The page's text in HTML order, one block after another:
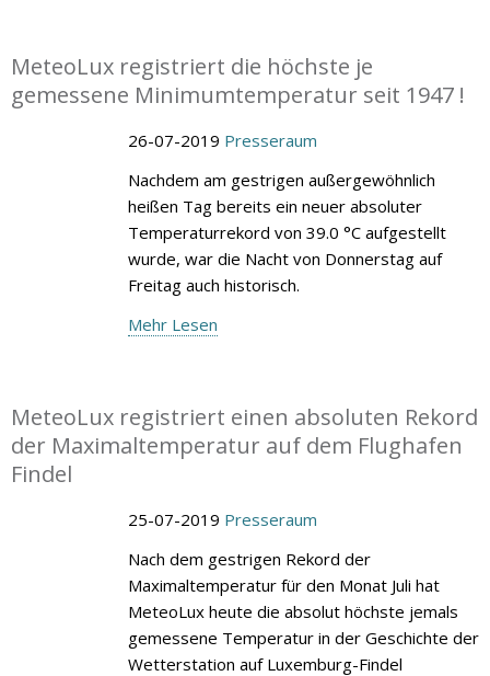
MeteoLux registriert die höchste je
gemessene Minimumtemperatur seit 1947 !
26-07-2019 Presseraum
Nachdem am gestrigen außergewöhnlich
heißen Tag bereits ein neuer absoluter
Temperaturrekord von 39.0 °C aufgestellt
wurde, war die Nacht von Donnerstag auf
Freitag auch historisch.
Mehr Lesen
MeteoLux registriert einen absoluten Rekord
der Maximaltemperatur auf dem Flughafen
Findel
25-07-2019 Presseraum
Nach dem gestrigen Rekord der
Maximaltemperatur für den Monat Juli hat
MeteoLux heute die absolut höchste jemals
gemessene Temperatur in der Geschichte der
Wetterstation auf Luxemburg-Findel